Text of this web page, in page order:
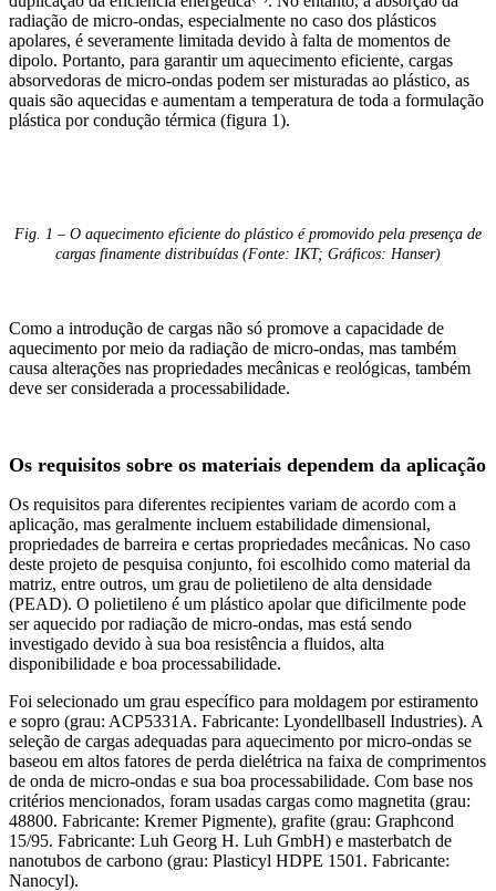
radiação de micro-ondas, especialmente no caso dos plásticos
apolares, é severamente limitada devido à falta de momentos de
dipolo. Portanto, para garantir um aquecimento eficiente, cargas
absorvedoras de micro-ondas podem ser misturadas ao plástico, as
quais são aquecidas e aumentam a temperatura de toda a formulação
plástica por condução térmica (figura 1).
Fig. 1 – O aquecimento eficiente do plástico é promovido pela presença de
cargas finamente distribuídas (Fonte: IKT; Gráficos: Hanser)
Como a introdução de cargas não só promove a capacidade de
aquecimento por meio da radiação de micro-ondas, mas também
causa alterações nas propriedades mecânicas e reológicas, também
deve ser considerada a processabilidade.
Os requisitos sobre os materiais dependem da aplicação
Os requisitos para diferentes recipientes variam de acordo com a
aplicação, mas geralmente incluem estabilidade dimensional,
propriedades de barreira e certas propriedades mecânicas. No caso
deste projeto de pesquisa conjunto, foi escolhido como material da
matriz, entre outros, um grau de polietileno de alta densidade
(PEAD). O polietileno é um plástico apolar que dificilmente pode
ser aquecido por radiação de micro-ondas, mas está sendo
investigado devido à sua boa resistência a fluidos, alta
disponibilidade e boa processabilidade.
Foi selecionado um grau específico para moldagem por estiramento
e sopro (grau: ACP5331A. Fabricante: Lyondellbasell Industries). A
seleção de cargas adequadas para aquecimento por micro-ondas se
baseou em altos fatores de perda dielétrica na faixa de comprimentos
de onda de micro-ondas e sua boa processabilidade. Com base nos
critérios mencionados, foram usadas cargas como magnetita (grau:
48800. Fabricante: Kremer Pigmente), grafite (grau: Graphcond
15/95. Fabricante: Luh Georg H. Luh GmbH) e masterbatch de
nanotubos de carbono (grau: Plasticyl HDPE 1501. Fabricante:
Nanocyl).